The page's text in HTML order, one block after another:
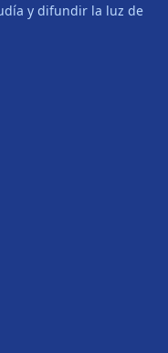
y difundir la luz de